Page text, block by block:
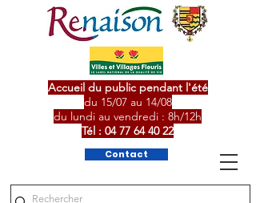
Contact
Accueil du public pendant l'été
du 15/07 au 14/08
du lundi au vendredi : 8h/12h
Tél : 04 77 64 40 22